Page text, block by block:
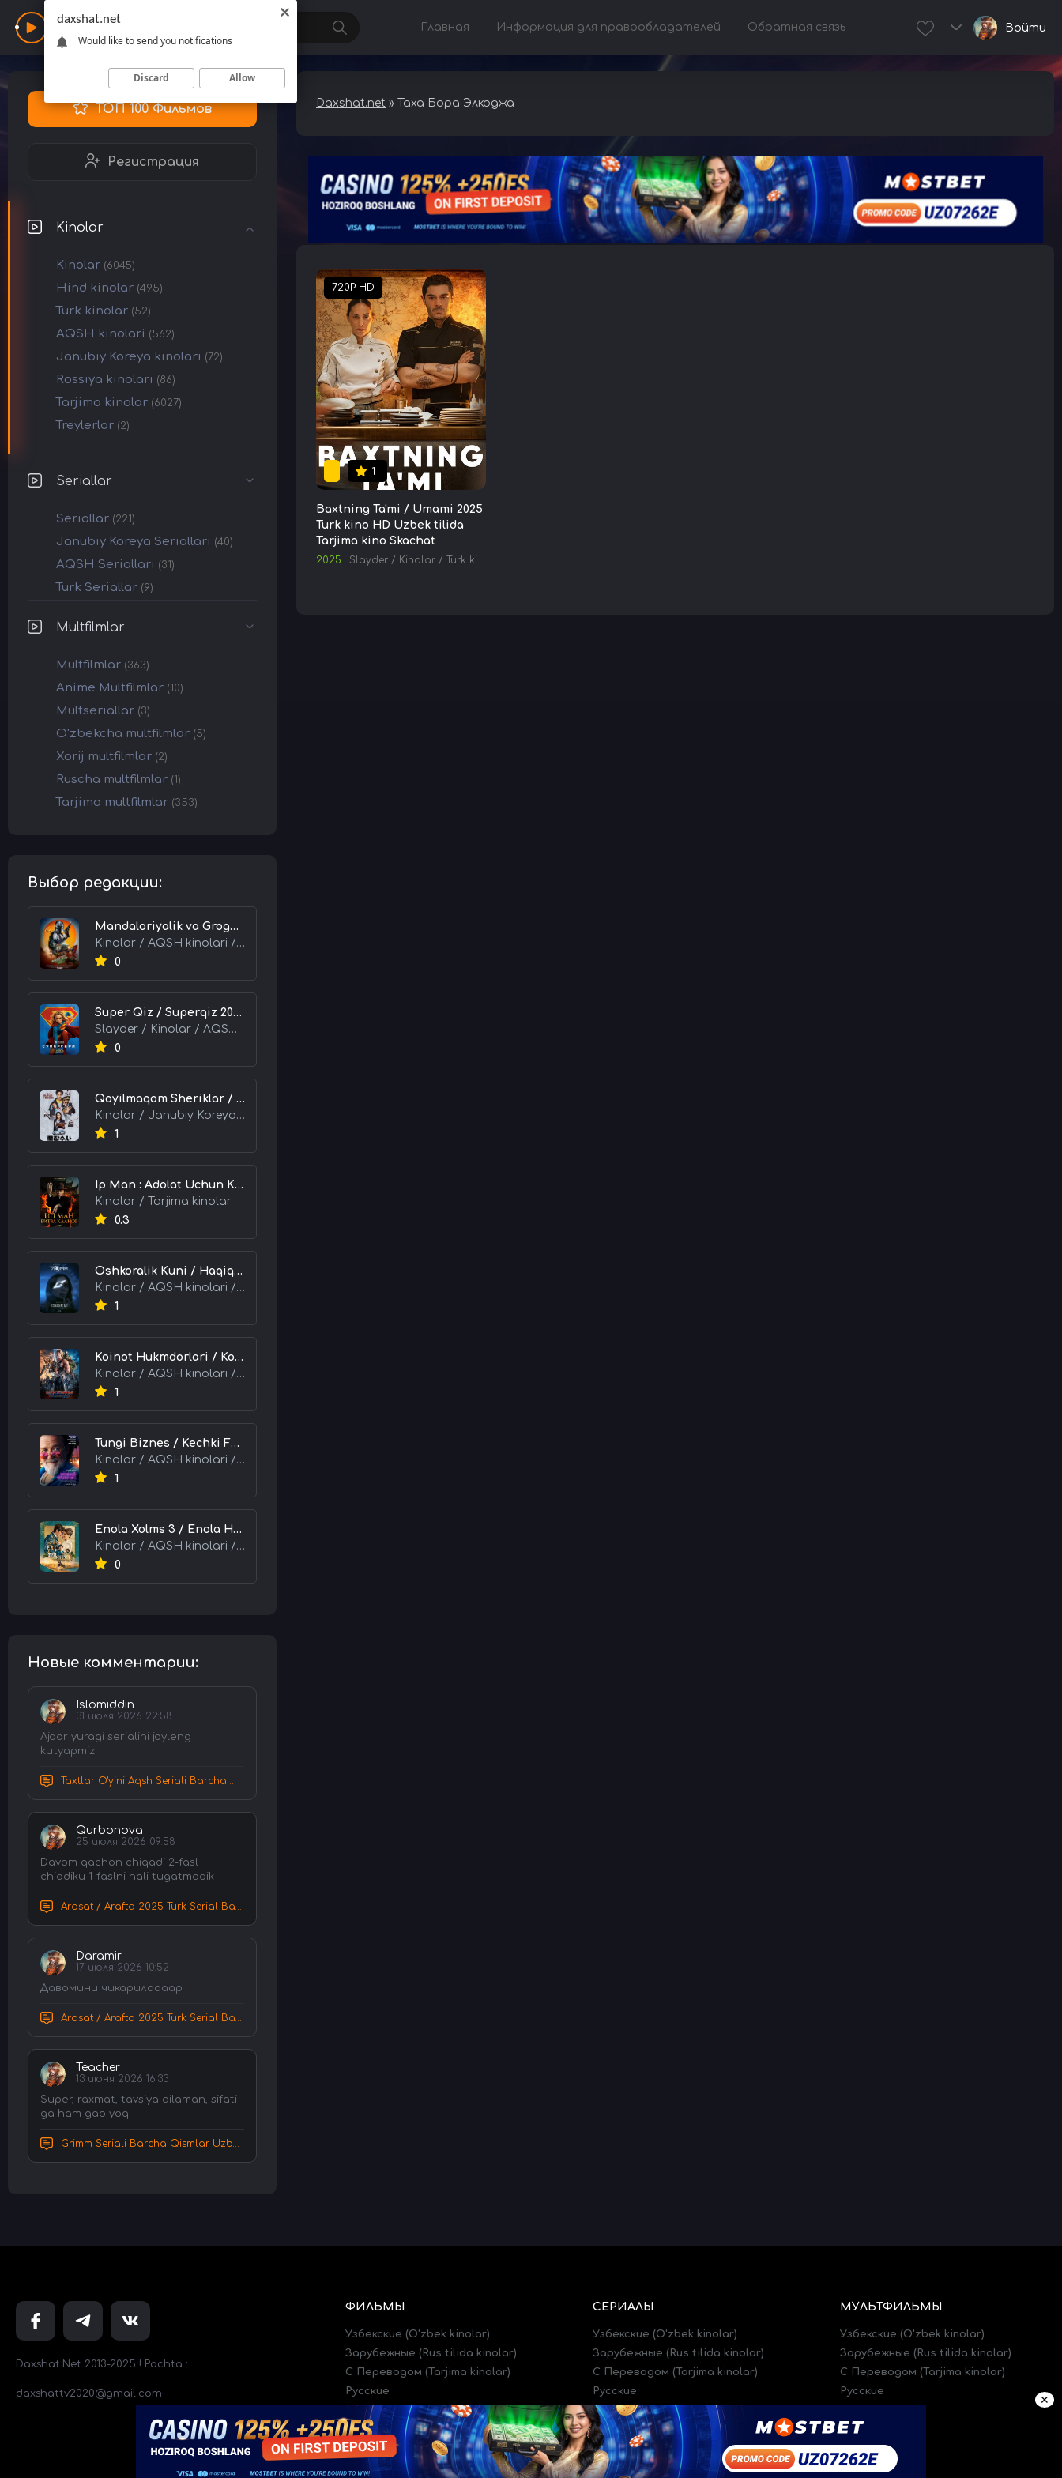
Daxshat Главная Информация для правообладателей Обратная связь Войти
ТОП 100 Фильмов
Регистрация
Kinolar
Kinolar (6045)
Hind kinolar (495)
Turk kinolar (52)
AQSH kinolari (562)
Janubiy Koreya kinolari (72)
Rossiya kinolari (86)
Tarjima kinolar (6027)
Treylerlar (2)
Seriallar
Seriallar (221)
Janubiy Koreya Seriallari (40)
AQSH Seriallari (31)
Turk Seriallar (9)
Multfilmlar
Multfilmlar (363)
Anime Multfilmlar (10)
Multseriallar (3)
O'zbekcha multfilmlar (5)
Xorij multfilmlar (2)
Ruscha multfilmlar (1)
Tarjima multfilmlar (353)
Выбор редакции:
Mandaloriyalik va Grogu 2026 HD Uzbek tilida Tarjima kino skachat tas-ix
Kinolar / AQSH kinolari / Tarjima kinolar
0
Super Qiz / Superqiz 2026 HD Uzbek tilida Tarjima kino skachat tas-ix
Slayder / Kinolar / AQSH kinolari / Tarjima kinolar
0
Qoyilmaqom Sheriklar / Ideal Hamkorlar / Eng Kuchli Duet 2026 HD Uzbek tilida Tarjima kino skachat tas-ix
Kinolar / Janubiy Koreya kinolari / Tarjima kinolar
1
Ip Man : Adolat Uchun Kurash / Ip Man: Klanlar Jangi / Buyuk Ustoz Ip Man 2 2026 HD Uzbek tilida Tarjima kino skachat tas-ix
Kinolar / Tarjima kinolar
0.3
Oshkoralik Kuni / Haqiqat Oshkor Bo'lgan Kun / Sirlar Ochiladigan Kun 2026 HD Uzbek tilida Tarjima kino skachat tas-ix
Kinolar / AQSH kinolari / Tarjima kinolar
1
Koinot Hukmdorlari / Koinot Himoyachilari / Koinot Egalari 2026 HD Uzbek tilida tas-ix tarjima kino skachat
Kinolar / AQSH kinolari / Tarjima kinolar
1
Tungi Biznes / Kechki Faoliyat / Tijorat 2026 HD Uzbek tilida Tarjima kino skachat tas-ix
Kinolar / AQSH kinolari / Tarjima kinolar
1
Enola Xolms 3 / Enola Holms 3 2026 HD Uzbek tilida Tarjima kino tas-ix skachat
Kinolar / AQSH kinolari / Tarjima kinolar
0
Новые комментарии:
Islomiddin
31 июля 2026 22:58
Ajdar yuragi serialini joyleng
kutyapmiz.
Taxtlar O'yini Aqsh Seriali Barcha Qismlar Uzbek tilida Tarjima Serial HD Skachat
Qurbonova
25 июля 2026 09:58
Davom qachon chiqadi 2-fasl
chiqdiku 1-faslni hali tugatmadik
Arosat / Arafta 2025 Turk Serial Barcha Qismlar Uzbek tilida Tarjima Serial tas-ix skachat
Daramir
17 июля 2026 10:52
Давомини чикарилаааар
Arosat / Arafta 2025 Turk Serial Barcha Qismlar Uzbek tilida Tarjima Serial tas-ix skachat
Teacher
13 июня 2026 16:33
Super, raxmat, tavsiya qilaman, sifati
ga ham gap yoq.
Grimm Seriali Barcha Qismlar Uzbek tilida Tarjima serial HD Skachat
Daxshat.net » Таха Бора Элкоджа
720P HD
1
Baxtning Ta'mi / Umami 2025
Turk kino HD Uzbek tilida
Tarjima kino Skachat
2025 Slayder / Kinolar / Turk kinolar
Daxshat.Net 2013-2025 ! Pochta :
daxshattv2020@gmail.com
ФИЛЬМЫ
Узбекские (O'zbek kinolar)
Зарубежные (Rus tilida kinolar)
C Переводом (Tarjima kinolar)
Русские
Трейлеры (Treylerlar)
СЕРИАЛЫ
Узбекские (O'zbek kinolar)
Зарубежные (Rus tilida kinolar)
C Переводом (Tarjima kinolar)
Русские
Трейлеры (Treylerlar)
МУЛЬТФИЛЬМЫ
Узбекские (O'zbek kinolar)
Зарубежные (Rus tilida kinolar)
C Переводом (Tarjima kinolar)
Русские
✕
daxshat.net
Would like to send you notifications
Discard Allow